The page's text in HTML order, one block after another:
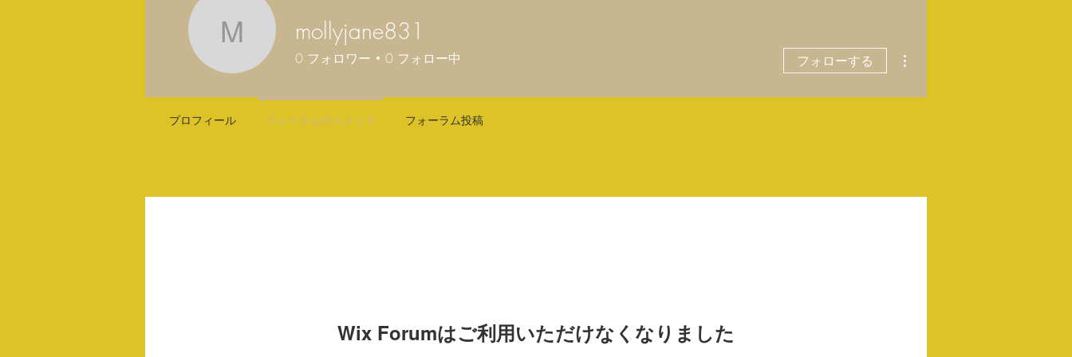
Wix Forumはご利用いただけなくなりました
mollyjane831
mollyjane831
0 フォロワー 0 フォロー中 フォローする
プロフィール フォーラムのコメント フォーラム投稿